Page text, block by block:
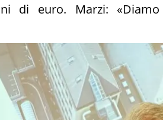
di euro. Marzi: